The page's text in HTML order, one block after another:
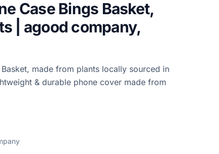
Case Bings Basket,
| agood company,
made from plants locally sourced in
& durable phone cover made from